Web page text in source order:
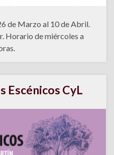
de Marzo al 10 de Abril.
Horario de miércoles a
Escénicos CyL